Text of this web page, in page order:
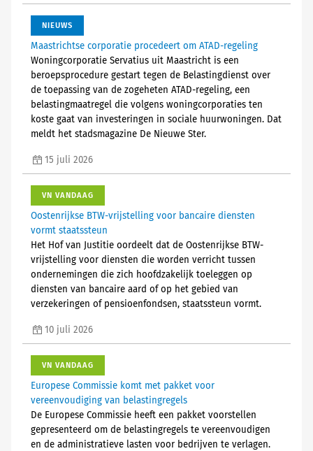
NIEUWS
Maastrichtse corporatie procedeert om ATAD-regeling
Woningcorporatie Servatius uit Maastricht is een
beroepsprocedure gestart tegen de Belastingdienst over
de toepassing van de zogeheten ATAD-regeling, een
belastingmaatregel die volgens woningcorporaties ten
koste gaat van investeringen in sociale huurwoningen. Dat
meldt het stadsmagazine De Nieuwe Ster.
15 juli 2026
VN VANDAAG
Oostenrijkse BTW-vrijstelling voor bancaire diensten
vormt staatssteun
Het Hof van Justitie oordeelt dat de Oostenrijkse BTW-
vrijstelling voor diensten die worden verricht tussen
ondernemingen die zich hoofdzakelijk toeleggen op
diensten van bancaire aard of op het gebied van
verzekeringen of pensioenfondsen, staatssteun vormt.
10 juli 2026
VN VANDAAG
Europese Commissie komt met pakket voor
vereenvoudiging van belastingregels
De Europese Commissie heeft een pakket voorstellen
gepresenteerd om de belastingregels te vereenvoudigen
en de administratieve lasten voor bedrijven te verlagen.